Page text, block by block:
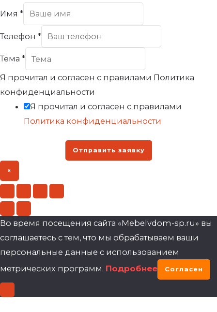
Имя *
Телефон *
Тема *
Я прочитал и согласен с правилами Политика
конфиденциальности
Я прочитал и согласен с правилами
Политика конфиденциальности
Отправить заявку
×
Во время посещения сайта «Mebelvdom-sp.ru» вы
соглашаетесь с тем, что мы обрабатываем ваши
персональные данные с использованием
метрических программ. Подробнее Согласен